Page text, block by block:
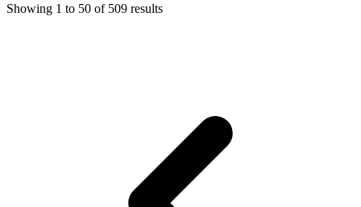
Showing 1 to 50 of 509 results